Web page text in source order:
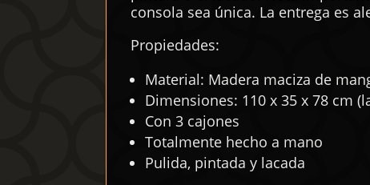
consola sea única. La entrega es
Propiedades:
Material: Madera maciza de
Dimensiones: 110 x 35 x 78 cm
Con 3 cajones
Totalmente hecho a mano
Pulida, pintada y lacada